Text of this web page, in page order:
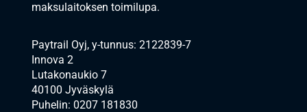
maksulaitoksen toimilupa.
Paytrail Oyj, y-tunnus: 2122839-7
Innova 2
Lutakonaukio 7
40100 Jyväskylä
Puhelin: 0207 181830